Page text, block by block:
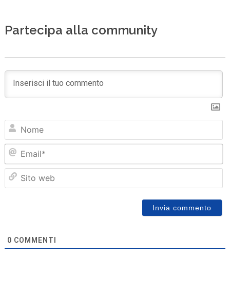
Partecipa alla community
0 COMMENTI